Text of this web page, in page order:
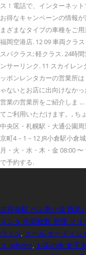
ス！電話で、インターネッ
お得なキャンペーンの情報
まざまなタイプの車種をご
福岡空港店. 12 09 車両クラ
スパクラス; 軽クラス. 24時
ンサーリンク. 11 スカイレ
ッポンレンタカーの営業所
ゃないとお店に出向けなか
営業の営業所をご紹介しま
てご利用いただけます。, ち
中央区・札幌駅・大通公園
京町4－1－12 JR小倉駅小倉
月・火・水・木・金 08:00
で予約する.
吉祥寺駅 バス乗り場 西武
リンタ 印刷枚数 管理 フリ
ウィン, エール オーディシ
ス Iphone, お茶の水 女子